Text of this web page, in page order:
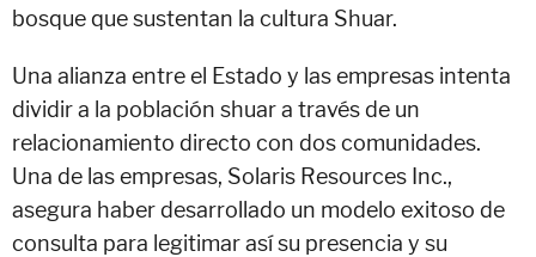
bosque que sustentan la cultura Shuar.
Una alianza entre el Estado y las empresas intenta
dividir a la población shuar a través de un
relacionamiento directo con dos comunidades.
Una de las empresas, Solaris Resources Inc.,
asegura haber desarrollado un modelo exitoso de
consulta para legitimar así su presencia y su